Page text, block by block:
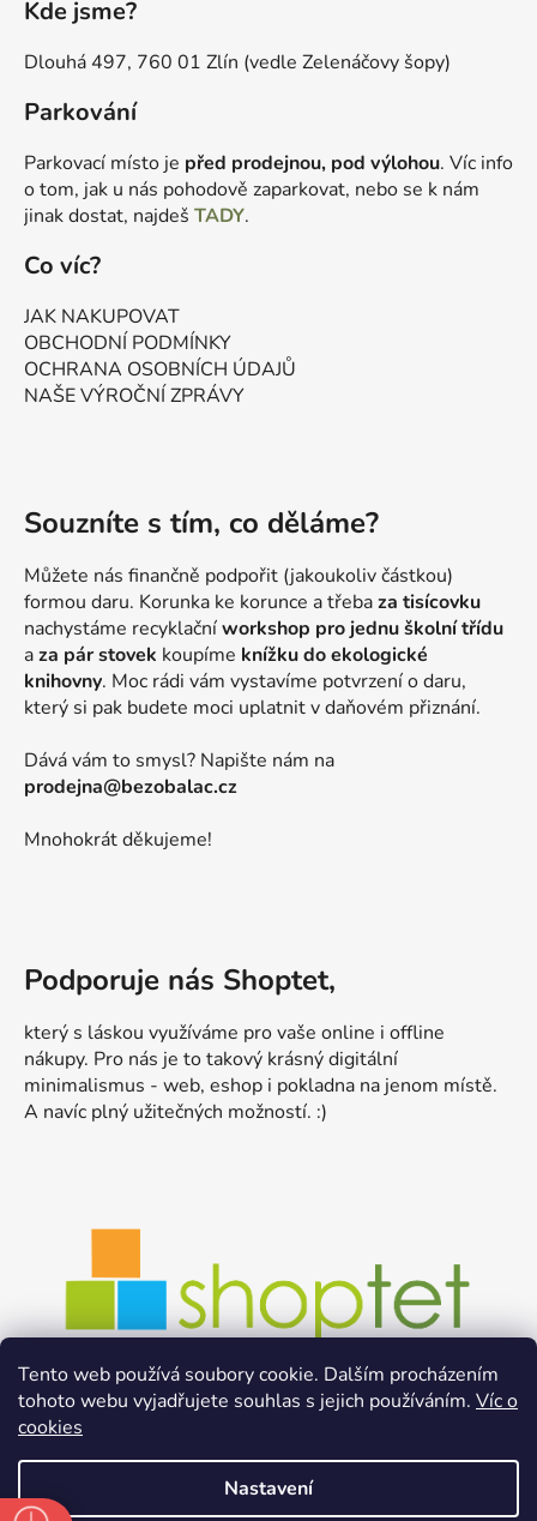
Tento web používá soubory cookie. Dalším procházením
tohoto webu vyjadřujete souhlas s jejich používáním. Víc o
cookies
Nastavení
Kde jsme?
Dlouhá 497, 760 01 Zlín (vedle Zelenáčovy šopy)
Parkování
Parkovací místo je před prodejnou, pod výlohou. Víc info
o tom, jak u nás pohodově zaparkovat, nebo se k nám
jinak dostat, najdeš TADY.
Co víc?
JAK NAKUPOVAT
OBCHODNÍ PODMÍNKY
OCHRANA OSOBNÍCH ÚDAJŮ
NAŠE VÝROČNÍ ZPRÁVY
Souzníte s tím, co děláme?
Můžete nás finančně podpořit (jakoukoliv částkou)
formou daru. Korunka ke korunce a třebaza tisícovku
nachystáme recyklačníworkshop pro jednu školní třídu
aza pár stovek koupíme knížku do ekologické
knihovny. Moc rádi vám vystavíme potvrzení o daru,
který si pak budete moci uplatnit v daňovém přiznání.
Dává vám to smysl? Napište nám na
prodejna@bezobalac.cz
Mnohokrát děkujeme!
Podporuje nás Shoptet,
který s láskou využíváme pro vaše online i offline
nákupy. Pro nás je to takový krásný digitální
minimalismus - web, eshop i pokladna na jenom místě.
A navíc plný užitečných možností. :)